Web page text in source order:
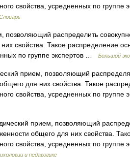
свойства, усредненных по
распределить
свойства. Такое распределение
по группе экспертов …
Большой
прием, позволяющий
для них свойства. Такое
свойства, усредненных по группе
прием, позволяющий
общего для них свойства.
свойства, усредненных по
и педагогике